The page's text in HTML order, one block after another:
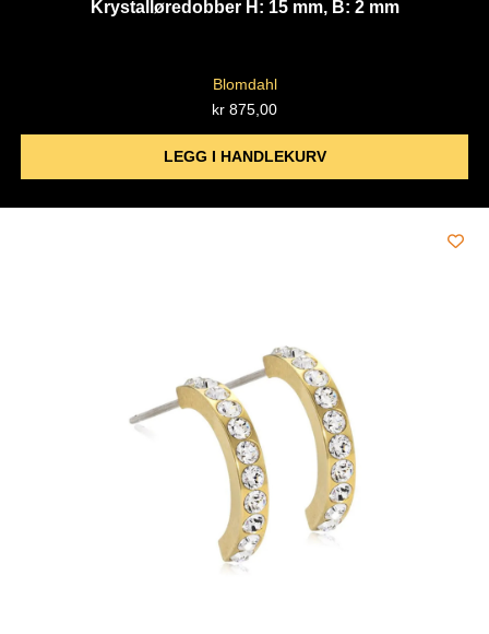
Krystalløredobber H: 15 mm, B: 2 mm
Blomdahl
kr 875,00
LEGG I HANDLEKURV